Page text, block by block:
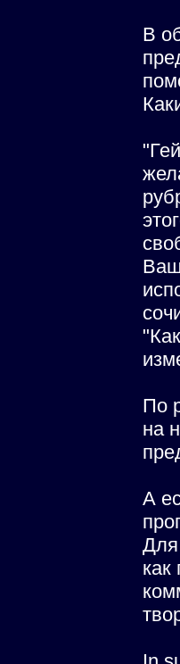
В
По
на
А
Для
как